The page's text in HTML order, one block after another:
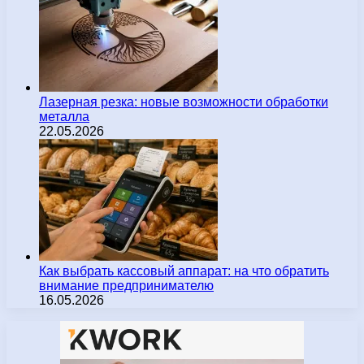
Лазерная резка: новые возможности обработки
металла
22.05.2026
Как выбрать кассовый аппарат: на что обратить
внимание предпринимателю
16.05.2026